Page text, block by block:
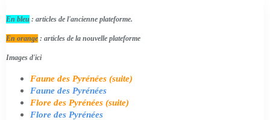
En bleu : articles de l'ancienne plateforme.
En orange : articles de la nouvelle plateforme
Images d'ici
Faune des Pyrénées (suite)
Faune des Pyrénées
Flore des Pyrénées (suite)
Flore des Pyrénées